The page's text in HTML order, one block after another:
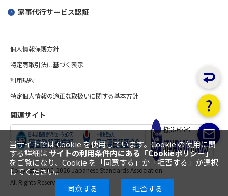
家事代行サービス認証
個人情報保護方針
特定商取引法に基づく表示
利用規約
特定個人情報の適正な取扱いに関する基本方針
関連サイト
Copyright 2002-2026 Japanese Standards Association.
All Rights Reserved.
当サイトでは Cookie を使用しています。Cookie の使用に関
する詳細は サイトの利用条件内にある「Cookieポリシー」
をご覧になり、Cookie を「同意する」か「拒否する」か選択
してください。
同意する
拒否する